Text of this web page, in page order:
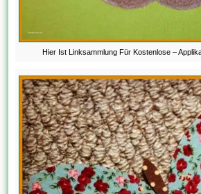
Hier Ist Linksammlung Für Kostenlose –